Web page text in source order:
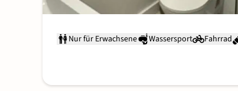
Nur für Erwachsene Wassersport Fahrrad